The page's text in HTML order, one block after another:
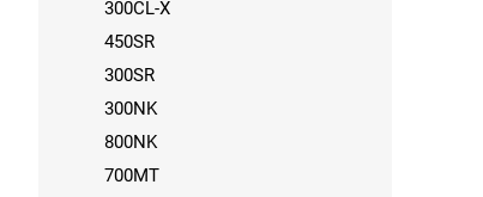
300CL-X
450SR
300SR
300NK
800NK
700MT